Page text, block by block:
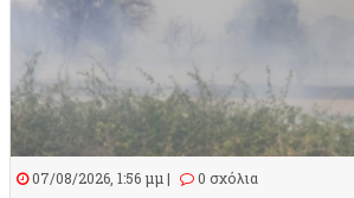
07/08/2026, 1:56 μμ | 0 σχόλια